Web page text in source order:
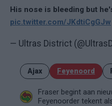
His nose is bleeding but
pic.twitter.com/JKdtiCgGJw
— Ultras District
Ajax Feyenoord
Fraser begint aan
Feyenoorder tekent